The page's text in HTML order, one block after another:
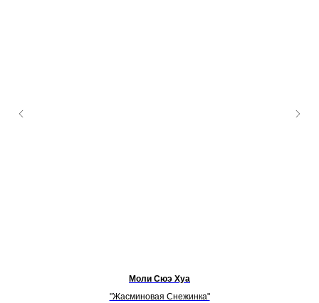
Моли Сюэ Хуа
"Жасминовая Снежинка"